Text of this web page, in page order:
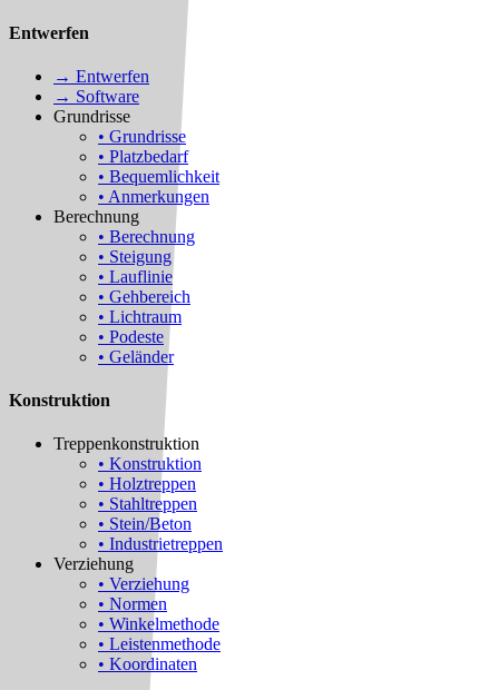
Entwerfen
→ Entwerfen
→ Software
Grundrisse
• Grundrisse
• Platzbedarf
• Bequemlichkeit
• Anmerkungen
Berechnung
• Berechnung
• Steigung
• Lauflinie
• Gehbereich
• Lichtraum
• Podeste
• Geländer
Konstruktion
Treppenkonstruktion
• Konstruktion
• Holztreppen
• Stahltreppen
• Stein/Beton
• Industrietreppen
Verziehung
• Verziehung
• Normen
• Winkelmethode
• Leistenmethode
• Koordinaten